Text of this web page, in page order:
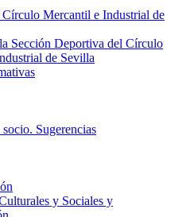
Círculo Mercantil e Industrial de
Sección Deportiva del Círculo
de Sevilla
Sugerencias
y Sociales y